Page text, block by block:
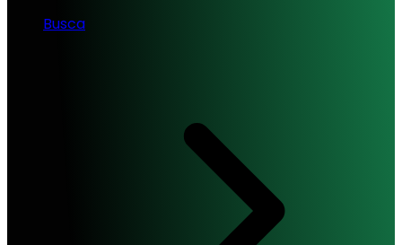
Busca